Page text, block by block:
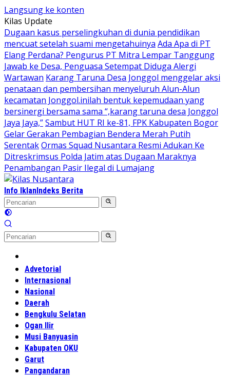
Langsung ke konten
Kilas Update
Dugaan kasus perselingkuhan di dunia pendidikan
mencuat setelah suami mengetahuinya Ada Apa di PT
Elang Perdana? Pengurus PT Mitra Lempar Tanggung
Jawab ke Desa, Penguasa Setempat Diduga Alergi
Wartawan Karang Taruna Desa Jonggol menggelar aksi
penataan dan pembersihan menyeluruh Alun-Alun
kecamatan Jonggol.inilah bentuk kepemudaan yang
bersinergi bersama sama “,karang taruna desa Jonggol
Jaya Jaya,”Sambut HUT RI ke-81, FPK Kabupaten Bogor
Gelar Gerakan Pembagian Bendera Merah Putih
SerentakOrmas Squad Nusantara Resmi Adukan Ke
Ditreskrimsus Polda Jatim atas Dugaan Maraknya
Penambangan Pasir Ilegal di Lumajang
Info IklanIndeks Berita
Advetorial
Internasional
Nasional
Daerah
Bengkulu Selatan
Ogan Ilir
Musi Banyuasin
Kabupaten OKU
Garut
Pangandaran